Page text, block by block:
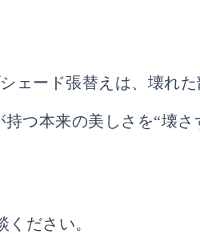
ェード張替えは、壊れ
つ本来の美しさを“壊さ
ださい。